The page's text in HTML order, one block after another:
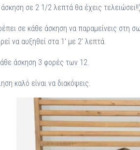
σε 2 1/2 λεπτά θα έχεις
σε κάθε άσκηση να παραμείνεις στη
να αυξηθεί στα 1′ με 2′ λεπτά.
άσκηση 3 φορές των 12.
καλό είναι να διακόψεις.